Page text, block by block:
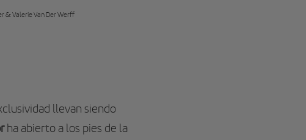
& Valerie Van Der Werff
llevan siendo
ha abierto a los pies de la